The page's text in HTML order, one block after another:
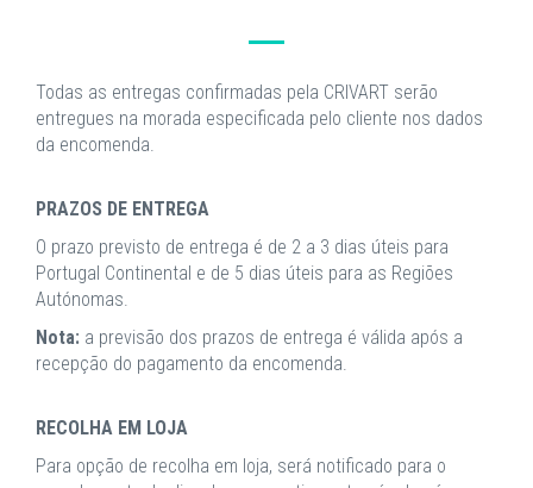
Todas as entregas confirmadas pela CRIVART serão
entregues na morada especificada pelo cliente nos dados
da encomenda.
PRAZOS DE ENTREGA
O prazo previsto de entrega é de 2 a 3 dias úteis para
Portugal Continental e de 5 dias úteis para as Regiões
Autónomas.
Nota: a previsão dos prazos de entrega é válida após a
recepção do pagamento da encomenda.
RECOLHA EM LOJA
Para opção de recolha em loja, será notificado para o